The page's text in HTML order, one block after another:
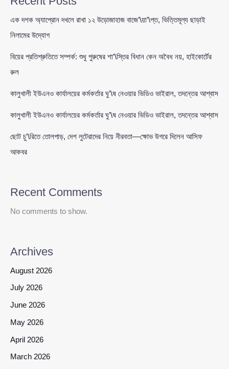
এক দশক অ্যাপ্রোন দখলে রাখা ১২ উড়োজাহাজ বাজে’\য়া’\প্ত, ভিত্তিমূল্য ছাড়াই
নিলামের উদ্যোগ
বিয়ের প্রতিশ্রুতিতে সম্পর্ক: শুধু পুরুষের শা’\স্তির বিধান কেন অবৈধ নয়, হাইকোর্টের
রুল
কালুখালী ইউএনও কার্যালয়ের কর্মকর্তার ঘু’\ষ নেওয়ার ভিডিও ভাইরাল, তদন্তের আশ্বাস
কালুখালী ইউএনও কার্যালয়ের কর্মকর্তার ঘু’\ষ নেওয়ার ভিডিও ভাইরাল, তদন্তের আশ্বাস
ছোট চু’\রিতে তোলপাড়, দেশ লুটেরাদের নিয়ে নীরবতা—ক্ষোভ উগরে দিলেন আসিফ
আকবর
Recent Comments
No comments to show.
Archives
August 2026
July 2026
June 2026
May 2026
April 2026
March 2026